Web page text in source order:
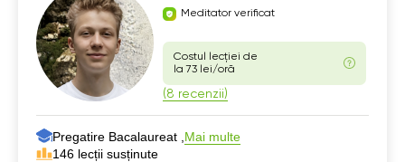
Meditator verificat
Costul lecției de
la 73 lei/oră
(8 recenzii)
Pregatire Bacalaureat , Mai multe
146 lecții susținute